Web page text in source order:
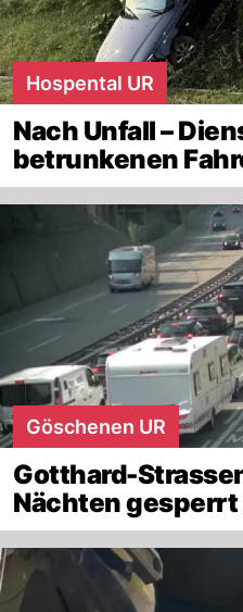
Hospental UR
Nach Unfall –
betrunkenen
Göschenen UR
Gotthard-
Nächten gesperrt